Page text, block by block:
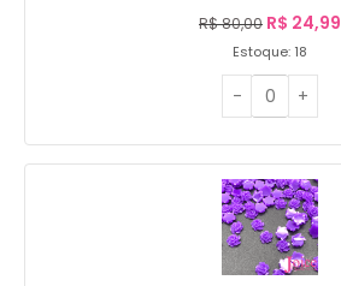
R$80,00 R$ 24,99
Estoque: 18